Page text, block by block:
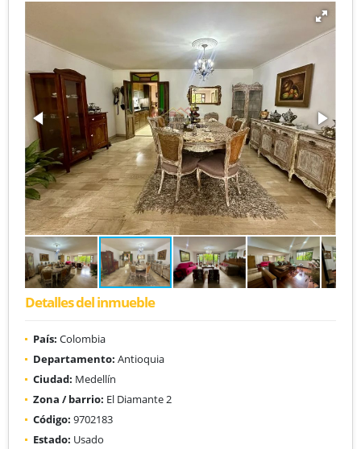
Detalles del inmueble
País: Colombia
Departamento: Antioquia
Ciudad: Medellín
Zona / barrio: El Diamante 2
Código: 9702183
Estado: Usado